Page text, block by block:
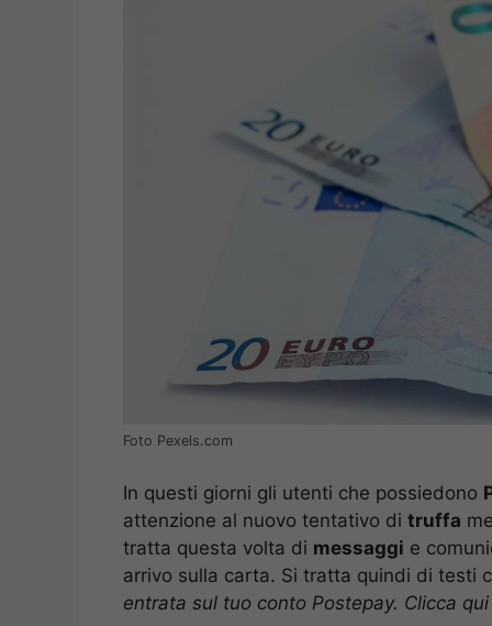
Foto Pexels.com
In questi giorni gli utenti che possiedono
attenzione al nuovo tentativo di truffa
tratta questa volta di messaggi e
arrivo sulla carta. Si tratta quindi di testi
entrata sul tuo conto Postepay. Clicca